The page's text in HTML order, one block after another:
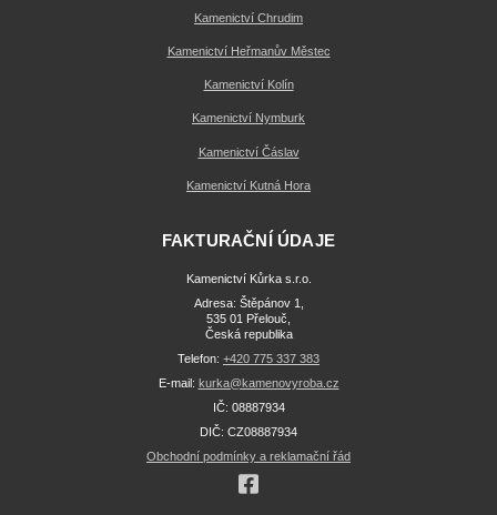
Kamenictví Chrudim
Kamenictví Heřmanův Městec
Kamenictví Kolín
Kamenictví Nymburk
Kamenictví Čáslav
Kamenictví Kutná Hora
FAKTURAČNÍ ÚDAJE
Kamenictví Kůrka s.r.o.
Adresa: Štěpánov 1,
535 01 Přelouč,
Česká republika
Telefon: +420 775 337 383
E-mail: kurka@kamenovyroba.cz
IČ: 08887934
DIČ: CZ08887934
Obchodní podmínky a reklamační řád